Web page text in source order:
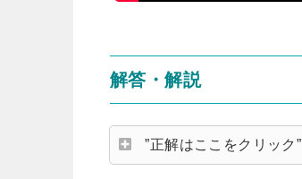
解答・解説
”正解はここをクリック”